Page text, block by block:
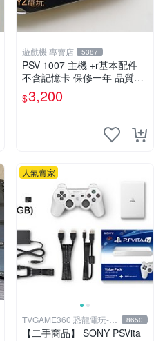
遊戲機 專賣店 5387
PSV 1007 主機 +r基本配件
不含記憶卡 保修一年 品質有
保障
$3,200
人氣賣家
TVGAME360 恐龍電玩-台
中店
8650
【二手商品】 SONY PSVita